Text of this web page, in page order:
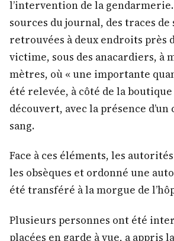
l’intervention de la gendarmerie.
sources du journal, des traces de
retrouvées à deux endroits près
victime, sous des anacardiers, à
mètres, où « une importante
été relevée, à côté de la
découvert, avec la présence d’un
sang.
Face à ces éléments, les
les obsèques et ordonné une
été transféré à la morgue de
Plusieurs personnes ont été
placées en garde à vue, a appris